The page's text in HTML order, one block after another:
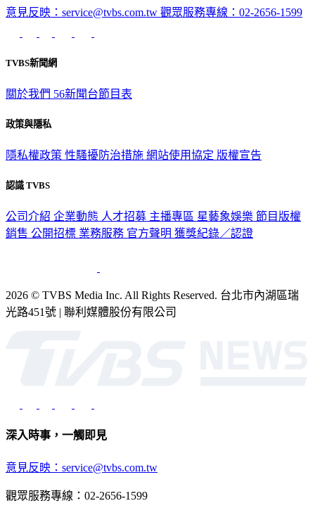
意見反映：service@tvbs.com.tw 觀眾服務專線：02-2656-1599
TVBS新聞網
關於我們 56新聞台節目表
政策與隱私
隱私權政策 性騷擾防治措施 網站使用協定 版權宣告
認識 TVBS
公司介紹 企業動態 人才招募 主播專區 星藝象娛樂 節目版權
銷售 公開招標 業務服務 官方聲明 獲獎紀錄／認證
2026 © TVBS Media Inc. All Rights Reserved. 台北市內湖區瑞
光路451號 | 聯利媒體股份有限公司
深入時事，一觸即見
意見反映：service@tvbs.com.tw
觀眾服務專線：02-2656-1599